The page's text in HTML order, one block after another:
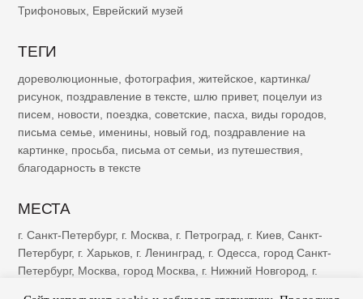
Трифоновых Еврейский музей
ТЕГИ
дореволюционные фотография житейское
картинка/
рисунок поздравление в тексте шлю привет, поцелуи из
писем
новости поездка советские пасха виды городов
письма семье
именины новый год
поздравление на
картинке
просьба письма от семьи из путешествия
благодарность в тексте
МЕСТА
г. Санкт-Петербург, г. Москва, г. Петроград, г. Киев, Санкт-
Петербург, г. Харьков, г. Ленинград, г. Одесса, город Санкт-
Петербург, Москва, город Москва, г. Нижний Новгород, г.